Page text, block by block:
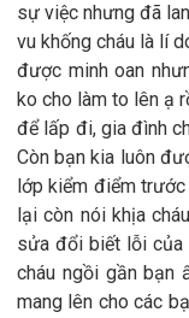
sự việc nhưng đã
vu khống cháu là lí
được minh oan
ko cho làm to lên ạ
để lấp đi, gia đình
Còn bạn kia luôn
lớp kiểm điểm
lại còn nói khịa
sửa đổi biết lỗi của
cháu ngồi gần bạn
mang lên cho các